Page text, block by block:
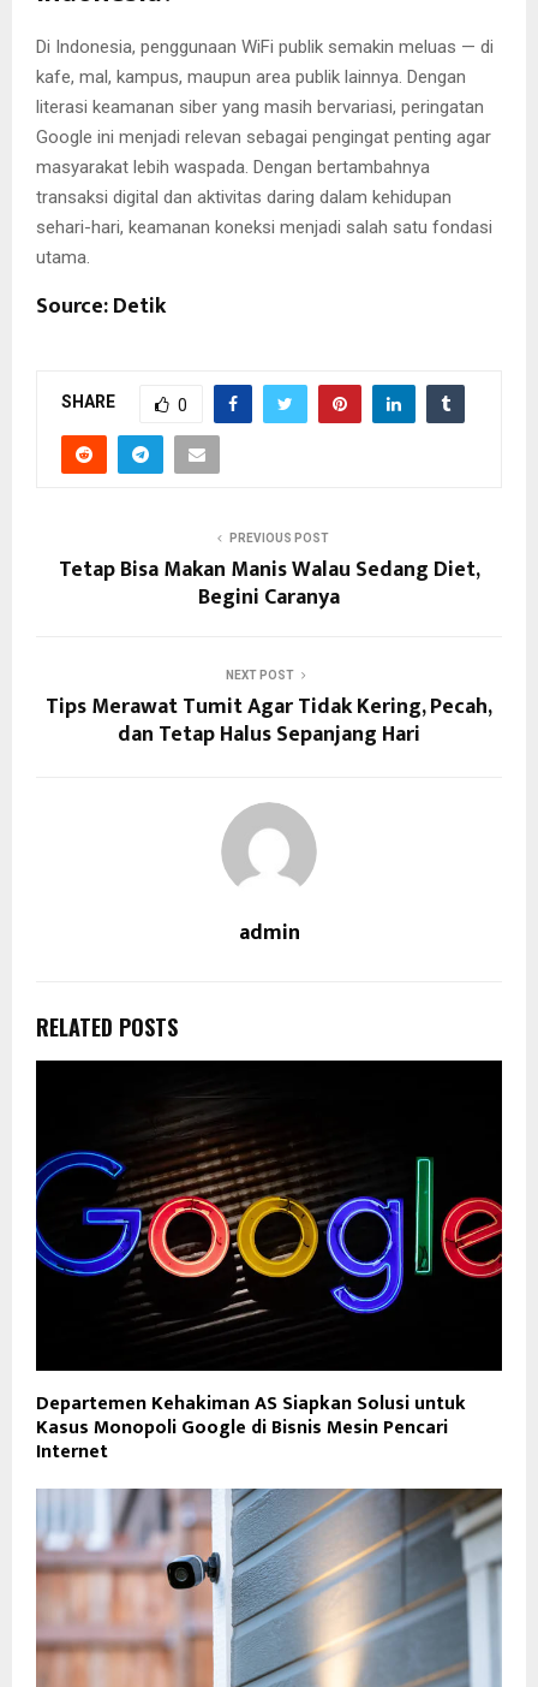
Di Indonesia, penggunaan WiFi publik semakin meluas — di
kafe, mal, kampus, maupun area publik lainnya. Dengan
literasi keamanan siber yang masih bervariasi, peringatan
Google ini menjadi relevan sebagai pengingat penting agar
masyarakat lebih waspada. Dengan bertambahnya
transaksi digital dan aktivitas daring dalam kehidupan
sehari-hari, keamanan koneksi menjadi salah satu fondasi
utama.
Source: Detik
SHARE 0
PREVIOUS POST
Tetap Bisa Makan Manis Walau Sedang Diet,
Begini Caranya
NEXT POST
Tips Merawat Tumit Agar Tidak Kering, Pecah,
dan Tetap Halus Sepanjang Hari
admin
RELATED POSTS
Departemen Kehakiman AS Siapkan Solusi untuk
Kasus Monopoli Google di Bisnis Mesin Pencari
Internet